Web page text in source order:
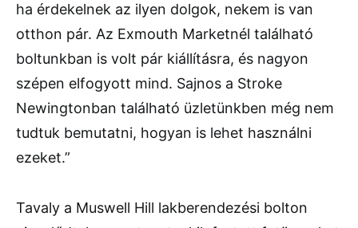
ha érdekelnek az ilyen dolgok, nekem is van
otthon pár. Az Exmouth Marketnél található
boltunkban is volt pár kiállításra, és nagyon
szépen elfogyott mind. Sajnos a Stroke
Newingtonban található üzletünkben még nem
tudtuk bemutatni, hogyan is lehet használni
ezeket.”
Tavaly a Muswell Hill lakberendezési bolton